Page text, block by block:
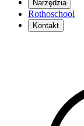
Narzędzia
Rothoschool
Kontakt